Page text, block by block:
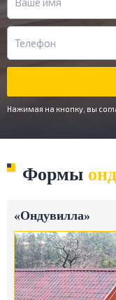
Нажимая на кнопку, вы
Формы
«Ондувилла»